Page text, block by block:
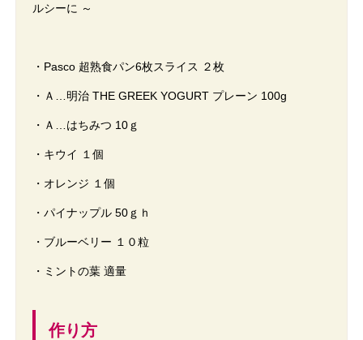
ルシーに ～
・Pasco 超熟食パン6枚スライス ２枚
・Ａ…明治 THE GREEK YOGURT プレーン 100g
・Ａ…はちみつ 10ｇ
・キウイ １個
・オレンジ １個
・パイナップル 50ｇｈ
・ブルーベリー １０粒
・ミントの葉 適量
作り方